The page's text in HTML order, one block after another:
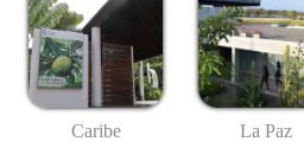
Caribe La Paz